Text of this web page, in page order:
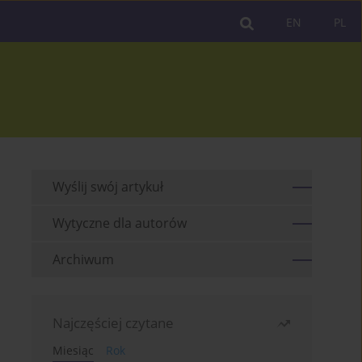
PL
EN
Wyślij swój artykuł
Wytyczne dla autorów
Archiwum
Najczęściej czytane
Miesiąc
Rok